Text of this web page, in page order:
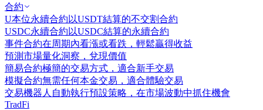
合約
U本位永續合約 以USDT結算的不交割合約
USDC永續合約 以USDC結算的永續合約
事件合約在周期內看漲或看跌，輕鬆贏得收益
預測市場量化洞察，兌現價值
簡易合約極簡的交易方式，適合新手交易
模擬合約無需任何本金交易，適合體驗交易
交易機器人 自動執行預設策略，在市場波動中抓住機會
TradFi